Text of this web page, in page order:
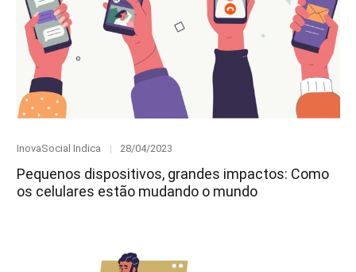
Category
InovaSocial Indica
Posted
28/04/2023
Pequenos dispositivos, grandes impactos: Como
os celulares estão mudando o mundo